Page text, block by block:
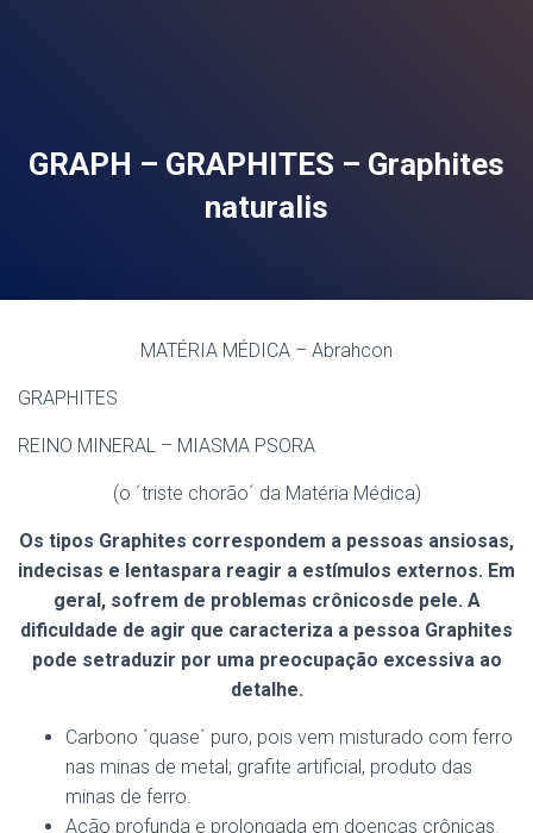
GRAPH – GRAPHITES – Graphites
naturalis
MATÉRIA MÉDICA – Abrahcon
GRAPHITES
REINO MINERAL – MIASMA PSORA
(o ´triste chorão´ da Matéria Médica)
Os tipos Graphites correspondem a pessoas ansiosas,
indecisas e lentaspara reagir a estímulos externos. Em
geral, sofrem de problemas crônicosde pele. A
dificuldade de agir que caracteriza a pessoa Graphites
pode setraduzir por uma preocupação excessiva ao
detalhe.
Carbono ´quase´ puro, pois vem misturado com ferro
nas minas de metal; grafite artificial, produto das
minas de ferro.
Ação profunda e prolongada em doenças crônicas.